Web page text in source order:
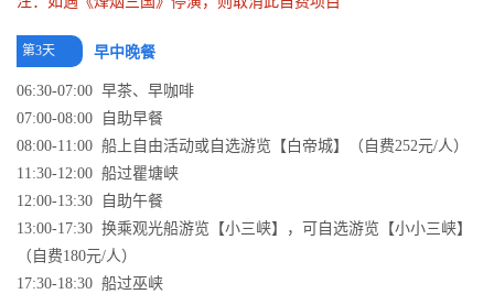
第3天 早中晚餐
06:30-07:00 早茶、早咖啡
07:00-08:00 自助早餐
08:00-11:00 船上自由活动或自选游览【白帝城】（自费252元/人）
11:30-12:00 船过瞿塘峡
12:00-13:30 自助午餐
13:00-17:30 换乘观光船游览【小三峡】，可自选游览【小小三峡】
（自费180元/人）
17:30-18:30 船过巫峡